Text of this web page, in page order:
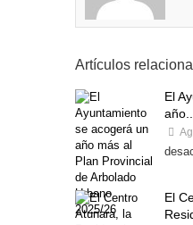
Artículos
El
año...
El